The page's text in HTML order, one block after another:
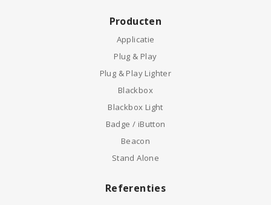
Producten
Applicatie
Plug & Play
Plug & Play Lighter
Blackbox
Blackbox Light
Badge / iButton
Beacon
Stand Alone
Referenties